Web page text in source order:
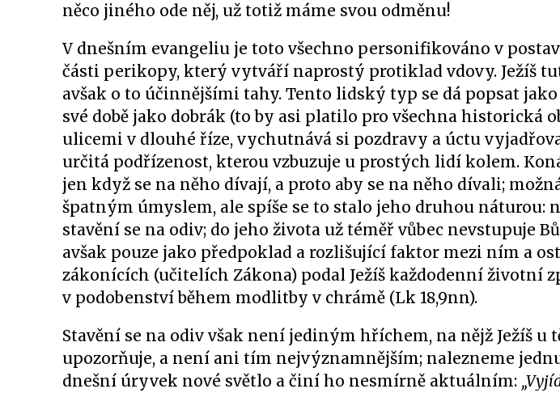
něco jiného ode něj, už totiž máme svou odměnu!
V dnešním evangeliu je toto všechno personifikováno v
části perikopy, který vytváří naprostý protiklad vdovy. Ježíš
avšak o to účinnějšími tahy. Tento lidský typ se dá popsat
své době jako dobrák (to by asi platilo pro všechna historická
ulicemi v dlouhé říze, vychutnává si pozdravy a úctu
určitá podřízenost, kterou vzbuzuje u prostých lidí kolem.
jen když se na něho dívají, a proto aby se na něho dívali;
špatným úmyslem, ale spíše se to stalo jeho druhou náturou:
stavění se na odiv; do jeho života už téměř vůbec nevstupuje
avšak pouze jako předpoklad a rozlišující faktor mezi ním a
zákonících (učitelích Zákona) podal Ježíš každodenní životní
v podobenství během modlitby v chrámě (Lk 18,9nn).
Stavění se na odiv však není jediným hříchem, na nějž Ježíš
upozorňuje, a není ani tím nejvýznamnějším; nalezneme
dnešní úryvek nové světlo a činí ho nesmírně aktuálním: